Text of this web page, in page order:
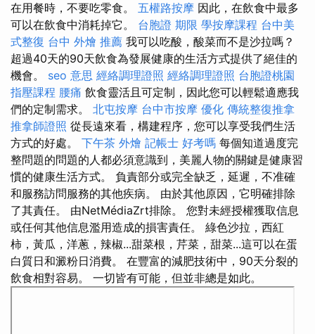
在用餐時，不要吃零食。 五權路按摩 因此，在飲食中最多
可以在飲食中消耗掉它。 台胞證 期限 學按摩課程 台中美
式整復 台中 外燴 推薦 我可以吃酸，酸菜而不是沙拉嗎？
超過40天的90天飲食為發展健康的生活方式提供了絕佳的
機會。 seo 意思 經絡調理證照 經絡調理證照 台胞證桃園
指壓課程 腰痛 飲食靈活且可定制，因此您可以輕鬆適應我
們的定制需求。 北屯按摩 台中市按摩 優化 傳統整復推拿
推拿師證照 從長遠來看，構建程序，您可以享受我們生活
方式的好處。 下午茶 外燴 記帳士 好考嗎 每個知道過度完
整問題的問題的人都必須意識到，美麗人物的關鍵是健康習
慣的健康生活方式。 負責部分或完全缺乏，延遲，不准確
和服務訪問服務的其他疾病。 由於其他原因，它明確排除
了其責任。 由NetMédiaZrt排除。 您對未經授權獲取信息
或任何其他信息濫用造成的損害責任。 綠色沙拉，西紅
柿，黃瓜，洋蔥，辣椒...甜菜根，芹菜，甜菜...這可以在蛋
白質日和澱粉日消費。 在豐富的減肥技術中，90天分裂的
飲食相對容易。 一切皆有可能，但並非總是如此。